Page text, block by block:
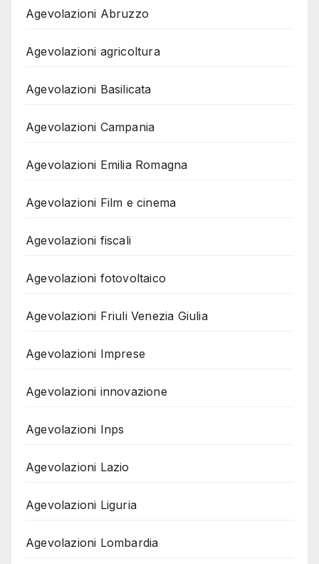
Agevolazioni Abruzzo
Agevolazioni agricoltura
Agevolazioni Basilicata
Agevolazioni Campania
Agevolazioni Emilia Romagna
Agevolazioni Film e cinema
Agevolazioni fiscali
Agevolazioni fotovoltaico
Agevolazioni Friuli Venezia Giulia
Agevolazioni Imprese
Agevolazioni innovazione
Agevolazioni Inps
Agevolazioni Lazio
Agevolazioni Liguria
Agevolazioni Lombardia